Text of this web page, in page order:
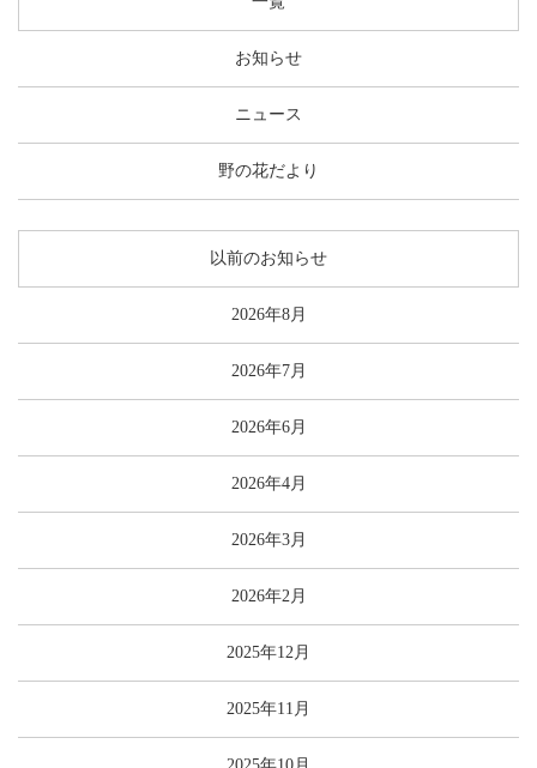
お知らせ
ニュース
野の花だより
以前のお知らせ
2026年8月
2026年7月
2026年6月
2026年4月
2026年3月
2026年2月
2025年12月
2025年11月